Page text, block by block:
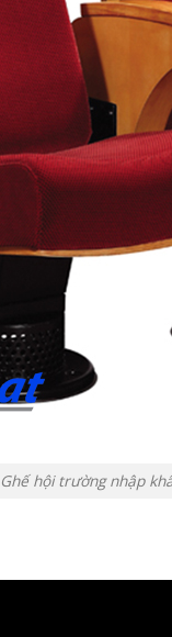
Ghế hội trường nhập